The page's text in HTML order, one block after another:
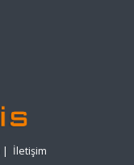
| İletişim